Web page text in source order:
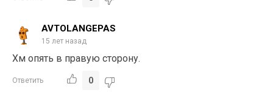
AVTOLANGEPAS
15 лет назад
Хм опять в правую сторону.
Ответить 0